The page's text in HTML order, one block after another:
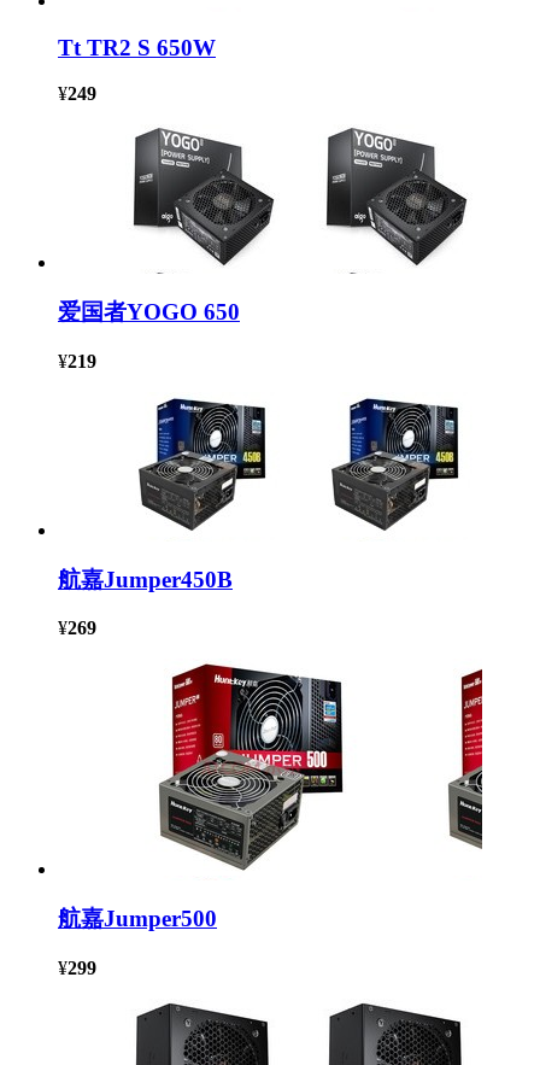
Tt TR2 S 650W
¥249
爱国者YOGO 650
¥219
航嘉Jumper450B
¥269
航嘉Jumper500
¥299